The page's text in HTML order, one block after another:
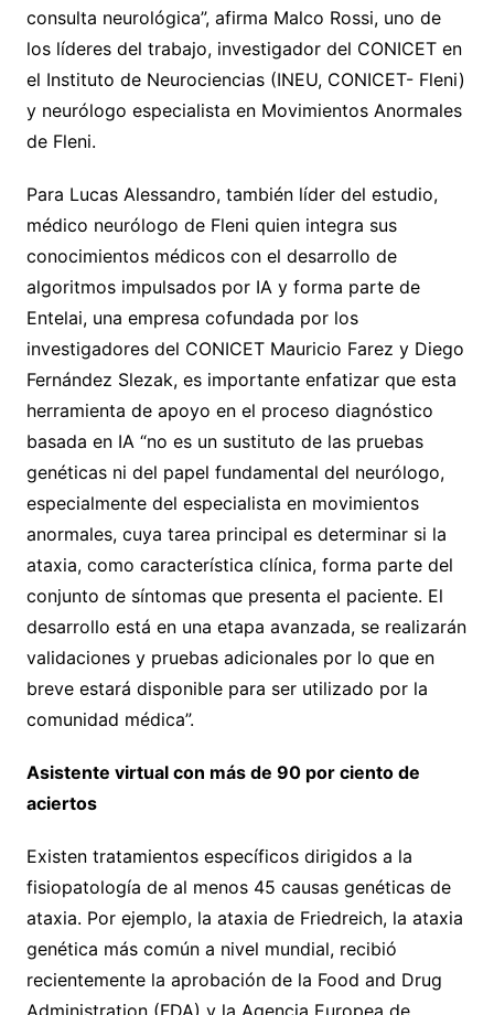
consulta neurológica”, afirma Malco Rossi, uno de
los líderes del trabajo, investigador del CONICET en
el Instituto de Neurociencias (INEU, CONICET- Fleni)
y neurólogo especialista en Movimientos Anormales
de Fleni.
Para Lucas Alessandro, también líder del estudio,
médico neurólogo de Fleni quien integra sus
conocimientos médicos con el desarrollo de
algoritmos impulsados por IA y forma parte de
Entelai, una empresa cofundada por los
investigadores del CONICET Mauricio Farez y Diego
Fernández Slezak, es importante enfatizar que esta
herramienta de apoyo en el proceso diagnóstico
basada en IA “no es un sustituto de las pruebas
genéticas ni del papel fundamental del neurólogo,
especialmente del especialista en movimientos
anormales, cuya tarea principal es determinar si la
ataxia, como característica clínica, forma parte del
conjunto de síntomas que presenta el paciente. El
desarrollo está en una etapa avanzada, se realizarán
validaciones y pruebas adicionales por lo que en
breve estará disponible para ser utilizado por la
comunidad médica”.
Asistente virtual con más de 90 por ciento de
aciertos
Existen tratamientos específicos dirigidos a la
fisiopatología de al menos 45 causas genéticas de
ataxia. Por ejemplo, la ataxia de Friedreich, la ataxia
genética más común a nivel mundial, recibió
recientemente la aprobación de la Food and Drug